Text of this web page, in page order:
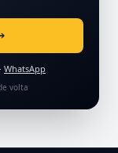
WhatsApp
volta